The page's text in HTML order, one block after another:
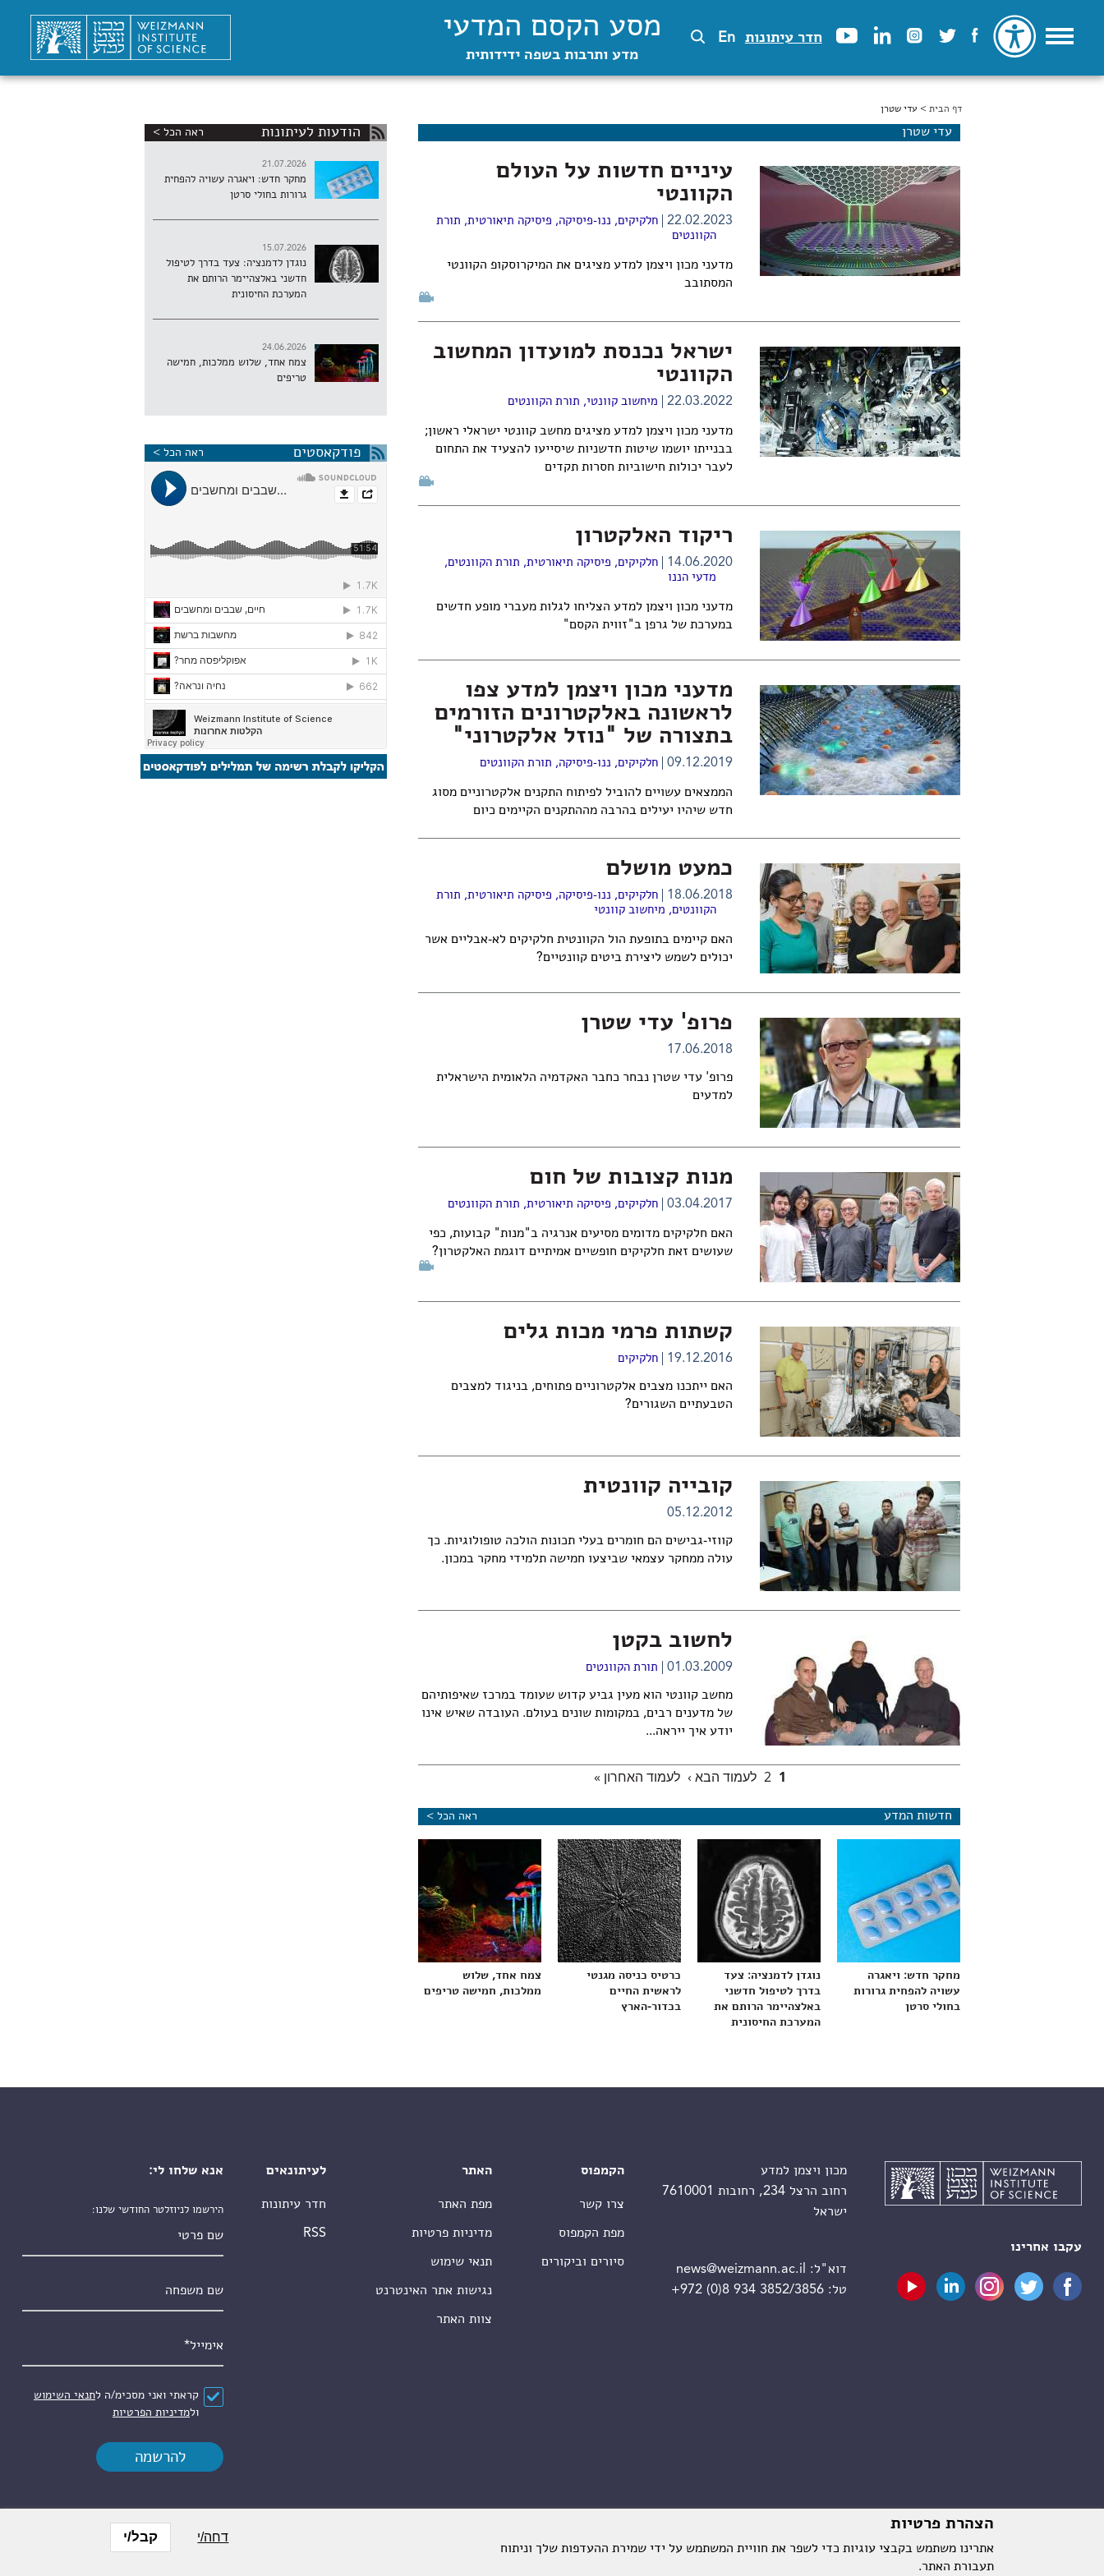
חדר עיתונות En מסע הקסם המדעי
מדע ותרבות בשפה ידידותית
הינך נמצא כאן
דף הבית > עדי שטרן
עדי שטרן
עיניים חדשות על העולם
הקוונטי
22.02.2023 חלקיקים, ננו-פיסיקה, פיסיקה תיאורטית, תורת
הקוונטים
מדעני מכון ויצמן למדע מציגים את המיקרוסקופ הקוונטי
המסתובב
ישראל נכנסת למועדון המחשוב
הקוונטי
22.03.2022 מיחשוב קוונטי, תורת הקוונטים
מדעני מכון ויצמן למדע מציגים מחשב קוונטי ישראלי ראשון;
בבנייתו יושמו שיטות חדשניות שיסייעו להצעיד את התחום
לעבר יכולות חישוביות חסרות תקדים
ריקוד האלקטרון
14.06.2020 חלקיקים, פיסיקה תיאורטית, תורת הקוונטים,
מדעי הננו
מדעני מכון ויצמן למדע הצליחו לגלות מעברי מופע חדשים
במערכת של גרפן ב"זווית הקסם"
מדעני מכון ויצמן למדע צפו
לראשונה באלקטרונים הזורמים
בתצורה של "נוזל אלקטרוני"
09.12.2019 חלקיקים, ננו-פיסיקה, תורת הקוונטים
הממצאים עשויים להוביל לפיתוח התקנים אלקטרוניים מסוג
חדש שיהיו יעילים בהרבה מההתקנים הקיימים כיום
כמעט מושלם
18.06.2018 חלקיקים, ננו-פיסיקה, פיסיקה תיאורטית, תורת
הקוונטים, מיחשוב קוונטי
האם קיימים בתופעת הול הקוונטית חלקיקים לא-אבליים אשר
יכולים לשמש ליצירת ביטים קוונטיים?
פרופ' עדי שטרן
17.06.2018
פרופ' עדי שטרן נבחר כחבר האקדמיה הלאומית הישראלית
למדעים
מנות קצובות של חום
03.04.2017 חלקיקים, פיסיקה תיאורטית, תורת הקוונטים
האם חלקיקים מדומים מסיעים אנרגיה ב"מנות" קבועות, כפי
שעושים זאת חלקיקים חופשיים אמיתיים דוגמת האלקטרון?
קשתות פרמי מכות גלים
19.12.2016 חלקיקים
האם ייתכנו מצבים אלקטרוניים פתוחים, בניגוד למצבים
הטבעתיים השגורים?
קובייה קוונטית
05.12.2012
קווזי-גבישים הם חומרים בעלי תכונות הולכה טופולוגיות. כך
עולה ממחקר עצמאי שביצעו חמישה תלמידי מחקר במכון.
לחשוב בקטן
01.03.2009 תורת הקוונטים
מחשב קוונטי הוא מעין גביע קדוש שעומד במרכז שאיפותיהם
של מדענים רבים, במקומות שונים בעולם. העובדה שאיש אינו
יודע איך ייראה...
1
2 לעמוד הבא › לעמוד האחרון »
חדשות המדע ראה הכל >
מחקר חדש: ויאגרה
עשויה להפחית גרורות
בחולי סרטן
נוגדן לדמנציה: צעד
בדרך לטיפול חדשני
באלצהיימר הרותם את
המערכת החיסונית
כרטיס כניסה מגנטי
לראשית החיים
בכדור-הארץ
צמח אחד, שלוש
ממלכות, חמישה טריפים
הודעות לעיתונות ראה הכל >
21.07.2026
מחקר חדש: ויאגרה עשויה להפחית
גרורות בחולי סרטן
15.07.2026
נוגדן לדמנציה: צעד בדרך לטיפול
חדשני באלצהיימר הרותם את
המערכת החיסונית
24.06.2026
צמח אחד, שלוש ממלכות, חמישה
טריפים
פודקאסטים ראה הכל >
עקבו אחרינו
מכון ויצמן למדע
רחוב הרצל 234, רחובות 7610001
ישראל
דוא"ל:
news@weizmann.ac.il
טל:+972 (0)8 934 3852/3856
הקמפוס
צרו קשר
מפת הקמפוס
סיורים וביקורים
האתר
מפת האתר
מדיניות פרטיות
תנאי שימוש
נגישות אתר האינטרנט
צוות האתר
לעיתונאים
חדר עיתונות
RSS
אנא שלחו לי:
הירשמו לניוזלטר החודשי שלנו:
הסכם*
קראתי ואני מסכימ/ה לתנאי השימוש
ולמדיניות הפרטיות
מכון ויצמן למדע. כל הזכויות שמורות
הצהרת פרטיות
אתרינו משתמש בקבצי עוגיות כדי לשפר את חוויית המשתמש על ידי שמירת ההעדפות שלך וניתוח
תעבורת האתר.
דחה/י קבל/י